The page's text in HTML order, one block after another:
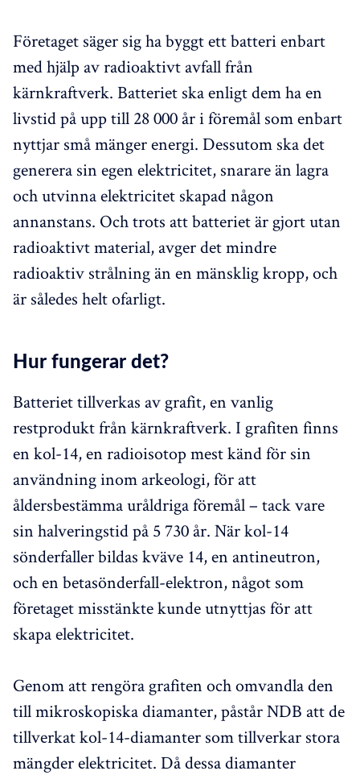
Företaget säger sig ha byggt ett batteri enbart
med hjälp av radioaktivt avfall från
kärnkraftverk. Batteriet ska enligt dem ha en
livstid på upp till 28 000 år i föremål som enbart
nyttjar små mänger energi. Dessutom ska det
generera sin egen elektricitet, snarare än lagra
och utvinna elektricitet skapad någon
annanstans. Och trots att batteriet är gjort utan
radioaktivt material, avger det mindre
radioaktiv strålning än en mänsklig kropp, och
är således helt ofarligt.
Hur fungerar det?
Batteriet tillverkas av grafit, en vanlig
restprodukt från kärnkraftverk. I grafiten finns
en kol-14, en radioisotop mest känd för sin
användning inom arkeologi, för att
åldersbestämma uråldriga föremål – tack vare
sin halveringstid på 5 730 år. När kol-14
sönderfaller bildas kväve 14, en antineutron,
och en betasönderfall-elektron, något som
företaget misstänkte kunde utnyttjas för att
skapa elektricitet.
Genom att rengöra grafiten och omvandla den
till mikroskopiska diamanter, påstår NDB att de
tillverkat kol-14-diamanter som tillverkar stora
mängder elektricitet. Då dessa diamanter